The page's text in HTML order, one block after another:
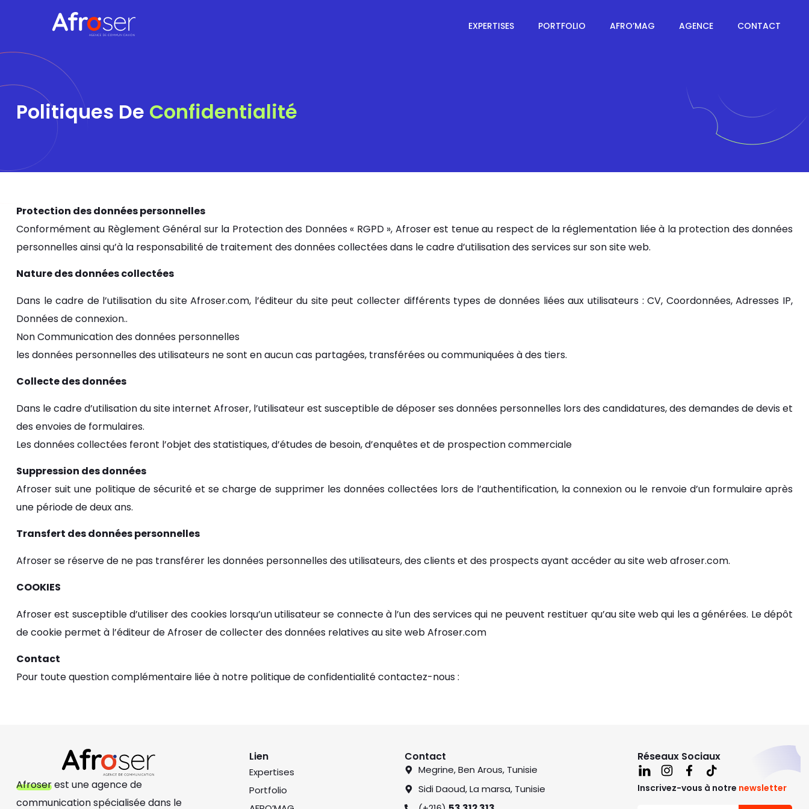
EXPERTISES PORTFOLIO AFRO’MAG AGENCE CONTACT
Politiques De Confidentialité
Protection des données personnelles
Conformément au Règlement Général sur la Protection des Données « RGPD », Afroser est tenue au respect de la réglementation liée à la protection des données
personnelles ainsi qu’à la responsabilité de traitement des données collectées dans le cadre d’utilisation des services sur son site web.
Nature des données collectées
Dans le cadre de l’utilisation du site Afroser.com, l’éditeur du site peut collecter différents types de données liées aux utilisateurs : CV, Coordonnées, Adresses IP,
Données de connexion..
Non Communication des données personnelles
les données personnelles des utilisateurs ne sont en aucun cas partagées, transférées ou communiquées à des tiers.
Collecte des données
Dans le cadre d’utilisation du site internet Afroser, l’utilisateur est susceptible de déposer ses données personnelles lors des candidatures, des demandes de devis et
des envoies de formulaires.
Les données collectées feront l’objet des statistiques, d’études de besoin, d’enquêtes et de prospection commerciale
Suppression des données
Afroser suit une politique de sécurité et se charge de supprimer les données collectées lors de l’authentification, la connexion ou le renvoie d’un formulaire après
une période de deux ans.
Transfert des données personnelles
Afroser se réserve de ne pas transférer les données personnelles des utilisateurs, des clients et des prospects ayant accéder au site web afroser.com.
COOKIES
Afroser est susceptible d’utiliser des cookies lorsqu’un utilisateur se connecte à l’un des services qui ne peuvent restituer qu’au site web qui les a générées. Le dépôt
de cookie permet à l’éditeur de Afroser de collecter des données relatives au site web Afroser.com
Contact
Pour toute question complémentaire liée à notre politique de confidentialité contactez-nous :
Afroserest une agence de
communicationspécialisée dans le
Lien
Expertises
Portfolio
Contact
Megrine, Ben Arous, Tunisie
Sidi Daoud, La marsa, Tunisie
Réseaux Sociaux
Inscrivez-vous à notre newsletter